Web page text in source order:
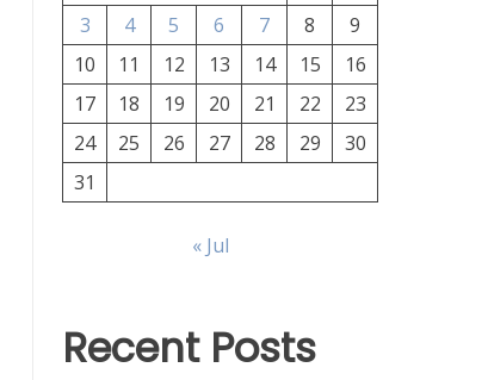
3
4 5 6 7 8
9
10
11 12 13 14 15
16
17
18 19 20 21 22
23
24
25 26 27 28 29
30
31
« Jul
Recent Posts